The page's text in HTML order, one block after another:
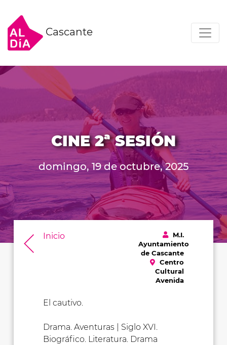
Cascante
CINE 2ª SESIÓN
domingo, 19 de octubre, 2025
Inicio
M.I.
Ayuntamiento
de Cascante
Centro
Cultural
Avenida
El cautivo.
Drama. Aventuras | Siglo XVI.
Biográfico. Literatura. Drama